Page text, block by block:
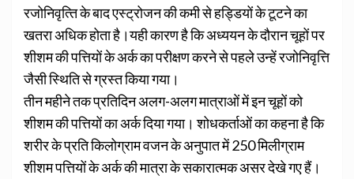
रजोनिवृत्‍ति के बाद एस्ट्रोजन की कमी से हड्डियों के टूटने का
खतरा अधिक होता है।यही कारण है कि अध्ययन के दौरान चूहों पर
शीशम की पत्तियों के अर्क का परीक्षण करने से पहले उन्हें रजोनिवृत्ति
जैसी स्थिति से ग्रस्त किया गया।
तीन महीने तक प्रतिदिन अलग-अलग मात्राओं में इन चूहों को
शीशम की पत्तियों का अर्क दिया गया। शोधकर्ताओं का कहना है कि
शरीर के प्रति किलोग्राम वजन के अनुपात में 250 मिलीग्राम
शीशम पत्तियों के अर्क की मात्रा के सकारात्मक असर देखे गए हैं।